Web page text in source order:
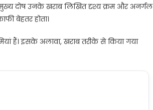
मुख्य दोष उनके खराब लिखित दृश्य क्रम और अनर्गल
बेहतर होता।
हैं। इसके अलावा, खराब तरीके से किया गया